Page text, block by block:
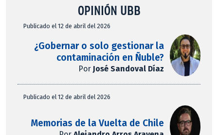
OPINIÓN UBB
Publicado el 12 de abril del 2026
¿Gobernar o solo gestionar la
contaminación en Ñuble?
Por José Sandoval Díaz
Publicado el 12 de abril del 2026
Memorias de la Vuelta de Chile